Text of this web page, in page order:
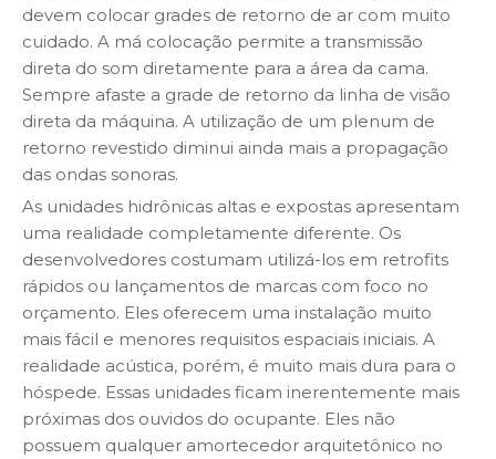
devem colocar grades de retorno de ar com muito
cuidado. A má colocação permite a transmissão
direta do som diretamente para a área da cama.
Sempre afaste a grade de retorno da linha de visão
direta da máquina. A utilização de um plenum de
retorno revestido diminui ainda mais a propagação
das ondas sonoras.
As unidades hidrônicas altas e expostas apresentam
uma realidade completamente diferente. Os
desenvolvedores costumam utilizá-los em retrofits
rápidos ou lançamentos de marcas com foco no
orçamento. Eles oferecem uma instalação muito
mais fácil e menores requisitos espaciais iniciais. A
realidade acústica, porém, é muito mais dura para o
hóspede. Essas unidades ficam inerentemente mais
próximas dos ouvidos do ocupante. Eles não
possuem qualquer amortecedor arquitetônico no